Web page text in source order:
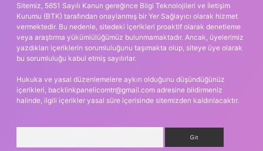
Sitemiz, 5651 Sayılı Kanun gereğince Bilgi Teknolojileri ve İletişim
Kurumu (BTK) tarafından onaylanmış bir Yer Sağlayıcı olarak hizmet
vermektedir. Bu nedenle, sitedeki içerikleri proaktif olarak denetleme
veya araştırma yükümlülüğümüz bulunmamaktadır. Ancak, üyelerimiz
yazdıkları içeriklerin sorumluluğunu taşımakta olup, siteye üye olarak
bu sorumluluğu kabul etmiş sayılırlar.
Hukuka ve yasal düzenlemelere aykırı olduğunu düşündüğünüz
içerikleri, backlinkpanelicomtr@gmail.com adresine bildirmeniz
halinde, ilgili içerikler yasal süre içerisinde sitemizden kaldırılacaktır.